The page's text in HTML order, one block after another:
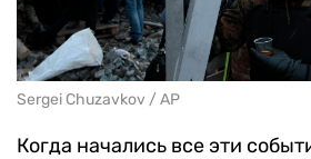
Sergei Chuzavkov / AP
Когда начались все эти